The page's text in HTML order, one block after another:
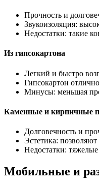
Прочность и
Звукоизоляция:
Недостатки: такие
Из гипсокартона
Легкий и быстро
Гипсокартон
Минусы: меньшая
Каменные и кирпичные
Долговечность и
Эстетика: позволяют
Недостатки:
Мобильные и